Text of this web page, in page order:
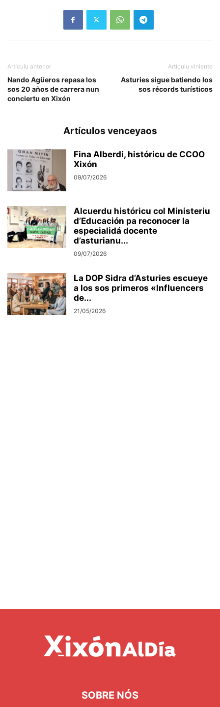
Artículu anterior
Nando Agüeros repasa los
sos 20 años de carrera nun
conciertu en Xixón
Artículu viniente
Asturies sigue batiendo los
sos récords turísticos
Artículos venceyaos
Fina Alberdi, históricu de CCOO
Xixón
09/07/2026
Alcuerdu históricu col Ministeriu
d’Educación pa reconocer la
especialidá docente
d’asturianu...
09/07/2026
La DOP Sidra d’Asturies escueye
a los sos primeros «Influencers
de...
21/05/2026
SOBRE NÓS